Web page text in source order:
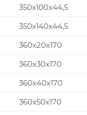
350x100x44,5
350x140x44,5
360x20x170
360x30x170
360x40x170
360x50x170